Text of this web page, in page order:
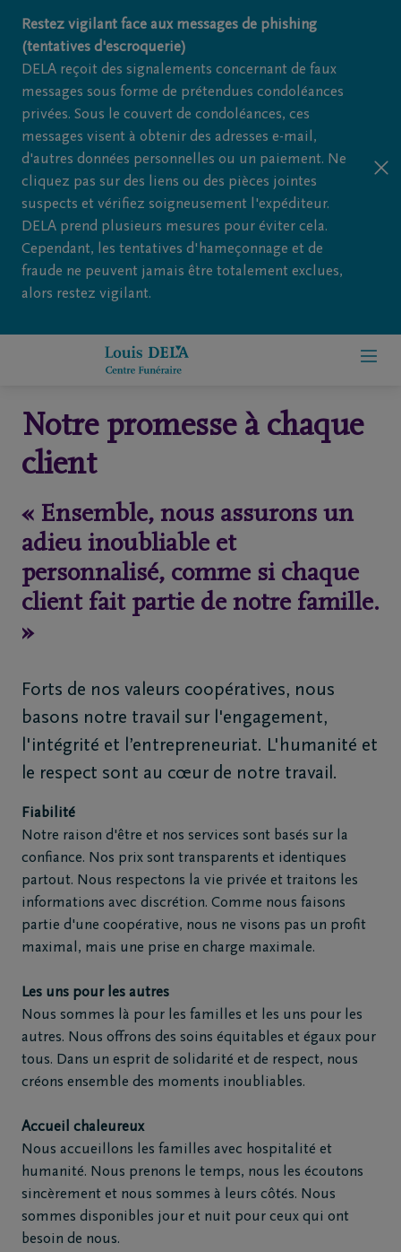
Restez vigilant face aux messages de phishing
(tentatives d'escroquerie)
DELA reçoit des signalements concernant de faux
messages sous forme de prétendues condoléances
privées. Sous le couvert de condoléances, ces
messages visent à obtenir des adresses e-mail,
d'autres données personnelles ou un paiement. Ne
cliquez pas sur des liens ou des pièces jointes
suspects et vérifiez soigneusement l'expéditeur.
DELA prend plusieurs mesures pour éviter cela.
Cependant, les tentatives d'hameçonnage et de
fraude ne peuvent jamais être totalement exclues,
alors restez vigilant.
Home
À
propos
de
nous
Organiser
des
funérailles
Avis
de
décès
Notre
funéraire
Questions
fréquemment
posées
Assistance
décès
24h/24
+32
368
Notre promesse à chaque
client
« Ensemble, nous assurons un
adieu inoubliable et
personnalisé, comme si chaque
client fait partie de notre famille.
»
Forts de nos valeurs coopératives, nous
basons notre travail sur l'engagement,
l'intégrité et l’entrepreneuriat. L'humanité et
le respect sont au cœur de notre travail.
Fiabilité
Notre raison d'être et nos services sont basés sur la
confiance. Nos prix sont transparents et identiques
partout. Nous respectons la vie privée et traitons les
informations avec discrétion. Comme nous faisons
partie d'une coopérative, nous ne visons pas un profit
maximal, mais une prise en charge maximale.
Les uns pour les autres
Nous sommes là pour les familles et les uns pour les
autres. Nous offrons des soins équitables et égaux pour
tous. Dans un esprit de solidarité et de respect, nous
créons ensemble des moments inoubliables.
Accueil chaleureux
Nous accueillons les familles avec hospitalité et
humanité. Nous prenons le temps, nous les écoutons
sincèrement et nous sommes à leurs côtés. Nous
sommes disponibles jour et nuit pour ceux qui ont
besoin de nous.